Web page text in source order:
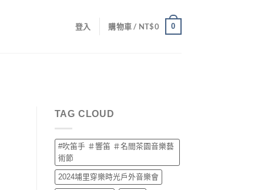
登入 購物車 / NT$0 0
TAG CLOUD
#吹笛手 ＃響笛 ＃名間茶園音樂藝
術節
2024埔里穿樂時光戶外音樂會